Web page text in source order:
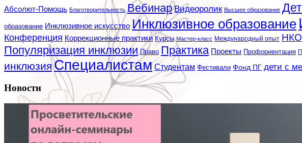
Абсолют-Помощь Благотворительность Вебинар Видеоролик Высшее образование
образование Инклюзивное искусство Инклюзивное образование
Конференция Коррекционные практики Курсы Мастер-класс Международный опыт НКО
Популяризация инклюзии Право Практика Проекты Профориентация
инклюзияСпециалистам Студентам Фестивали Фонд ПГ дети с
Новости